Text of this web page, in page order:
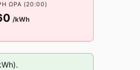
ΏΡΑ (20:00)
/kWh